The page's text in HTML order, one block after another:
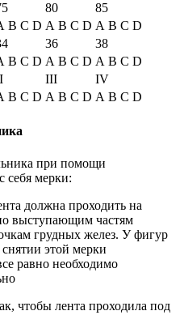
80
85
B C D A B C D A B C D
36
38
B C D A B C D A B C D
III
IV
B C D A B C D A B C D
при помощи
себя мерки:
должна проходить на
выступающим частям
грудных желез. У фигур
этой мерки
равно необходимо
чтобы лента проходила под